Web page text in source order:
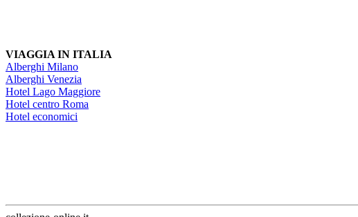
VIAGGIA IN ITALIA
Alberghi Milano
Alberghi Venezia
Hotel Lago Maggiore
Hotel centro Roma
Hotel economici